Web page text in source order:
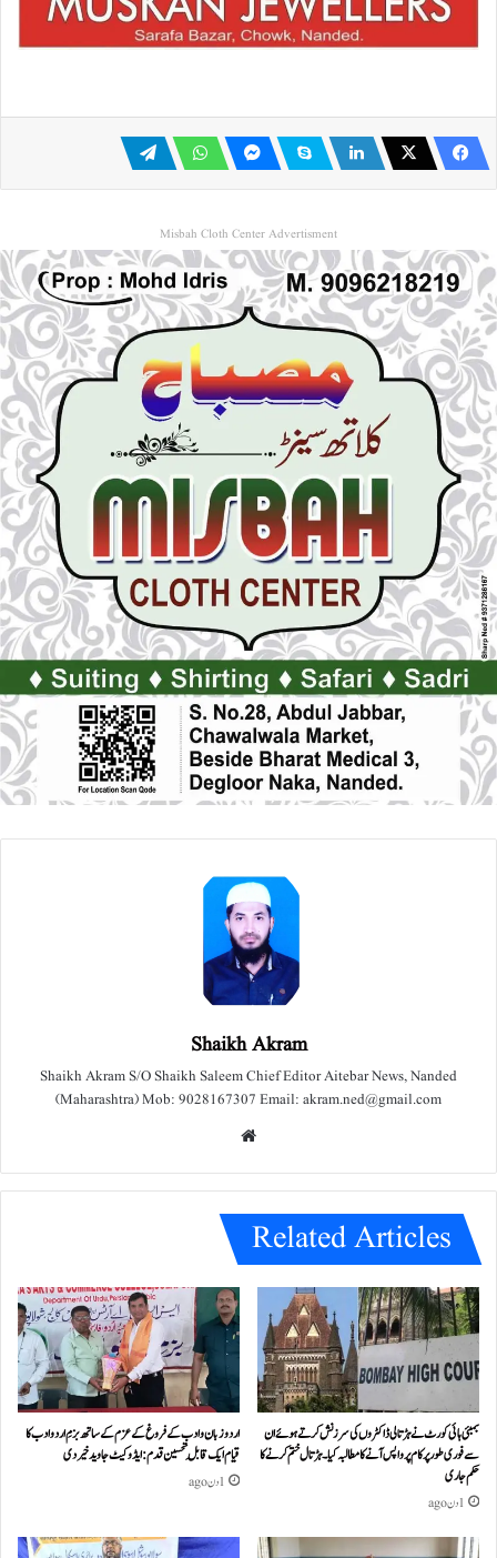
Misbah Cloth Center Advertisment
Shaikh Akram
Shaikh Akram S/O Shaikh Saleem Chief Editor Aitebar News, Nanded
(Maharashtra) Mob: 9028167307 Email: akram.ned@gmail.com
e
Related Articles
بمبئی ہائی کورٹ نے ہڑتالی ڈاکٹروں کی سرزنش کرتے ہوئے ان
سے فوری طور پر کام پر واپس آنے کا مطالبہ کیا۔ہڑتال ختم کرنے کا
حکم جاری
1 دن ago
اردو زبان و ادب کے فروغ کے عزم کے ساتھ بزمِ اردو ادب کا
قیام ایک قابلِ تحسین قدم : ایڈوکیٹ جاوید خیردی
1 دن ago